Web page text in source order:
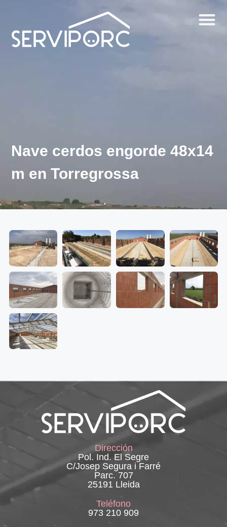
Nave cerdos engorde 48x14
m en Torregrossa
Dirección
Pol. Ind. El Segre
C/Josep Segura i Farré
Parc. 707
25191 Lleida
Teléfono
973 210 909